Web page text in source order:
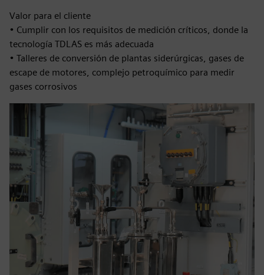
Valor para el cliente
• Cumplir con los requisitos de medición críticos, donde la
tecnología TDLAS es más adecuada
• Talleres de conversión de plantas siderúrgicas, gases de
escape de motores, complejo petroquímico para medir
gases corrosivos